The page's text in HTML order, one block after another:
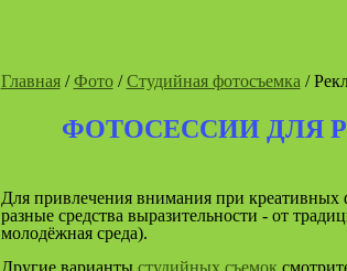
Главная/Фото/Студийная фотосъемка /
ФОТОСЕССИИ ДЛЯ
Для привлечения внимания при креативных
разные средства выразительности - от
молодёжная среда).
Другие варианты студийных съемок